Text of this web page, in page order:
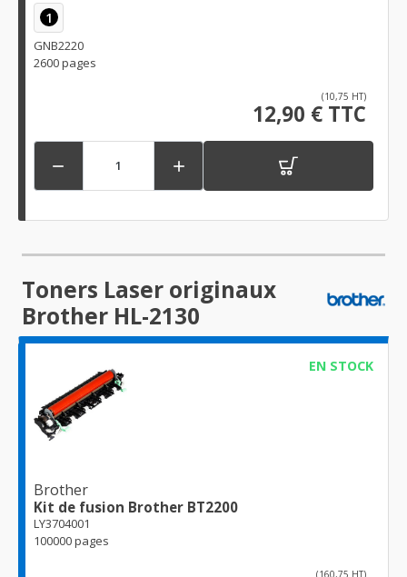
1
GNB2220
2600 pages
(10,75 HT)
12,90 € TTC
 
Toners Laser originaux
Brother HL-2130
EN STOCK
Brother
Kit de fusion Brother BT2200
LY3704001
100000 pages